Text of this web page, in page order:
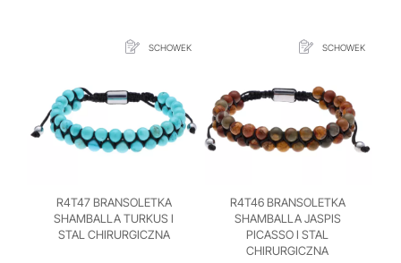
SCHOWEK
R4T47 BRANSOLETKA
SHAMBALLA TURKUS I
STAL CHIRURGICZNA
SCHOWEK
R4T46 BRANSOLETKA
SHAMBALLA JASPIS
PICASSO I STAL
CHIRURGICZNA